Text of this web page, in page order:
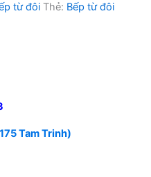
từ đôi Thẻ: Bếp từ đôi
Tam Trinh)